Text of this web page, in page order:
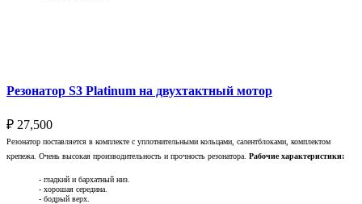
Резонатор S3 Platinum на двухтактный мотор
₽ 27,500
Резонатор поставляется в комплекте с уплотнительными кольцами, салентблоками, комплектом
крепежа. Очень высокая производительность и прочность резонатора. Рабочие характеристики:
- гладкий и бархатный низ.
- хорошая середина.
- бодрый верх.